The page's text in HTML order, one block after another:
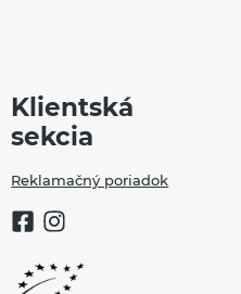
Klientská
sekcia
Reklamačný poriadok